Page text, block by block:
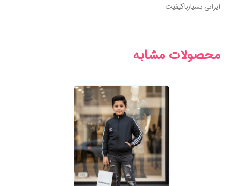
ایرانی بسیارباکیفیت
محصولات مشابه